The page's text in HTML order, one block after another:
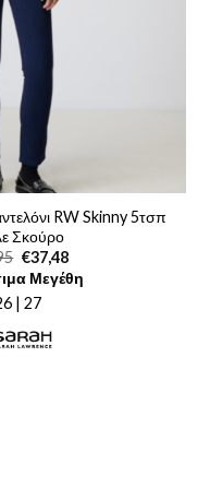
RW Skinny 5τσπ
Σκούρο
Original
price
was:
€74,95.
€37,48Η
τρέχουσα
τιμή
Μεγέθη
| 27